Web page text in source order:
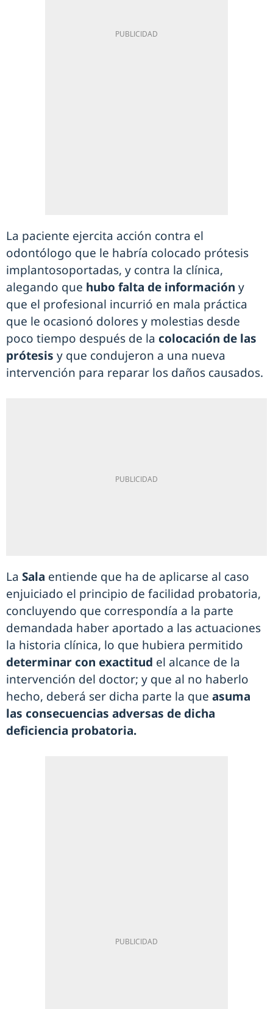
La paciente ejercita acción contra el
odontólogo que le habría colocado prótesis
implantosoportadas, y contra la clínica,
alegando que hubo falta de información y
que el profesional incurrió en mala práctica
que le ocasionó dolores y molestias desde
poco tiempo después de la colocación de las
prótesis y que condujeron a una nueva
intervención para reparar los daños causados.
La Sala entiende que ha de aplicarse al caso
enjuiciado el principio de facilidad probatoria,
concluyendo que correspondía a la parte
demandada haber aportado a las actuaciones
la historia clínica, lo que hubiera permitido
determinar con exactitud el alcance de la
intervención del doctor; y que al no haberlo
hecho, deberá ser dicha parte la que asuma
las consecuencias adversas de dicha
deficiencia probatoria.